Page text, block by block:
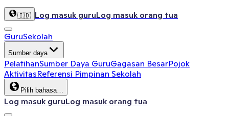
🇮🇩 Log masuk guruLog masuk orang tua
GuruSekolah
Sumber daya
PelatihanSumber Daya GuruGagasan BesarPojok
AktivitasReferensi Pimpinan Sekolah
Pilih bahasa…
Log masuk guruLog masuk orang tua